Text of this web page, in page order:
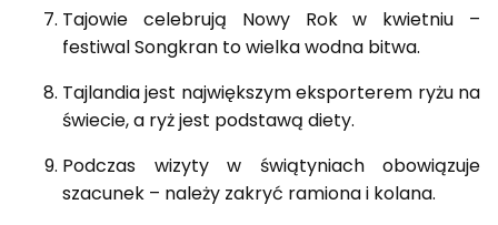
Tajowie celebrują Nowy Rok w kwietniu –
festiwal Songkran to wielka wodna bitwa.
Tajlandia jest największym eksporterem ryżu na
świecie, a ryż jest podstawą diety.
Podczas wizyty w świątyniach obowiązuje
szacunek – należy zakryć ramiona i kolana.